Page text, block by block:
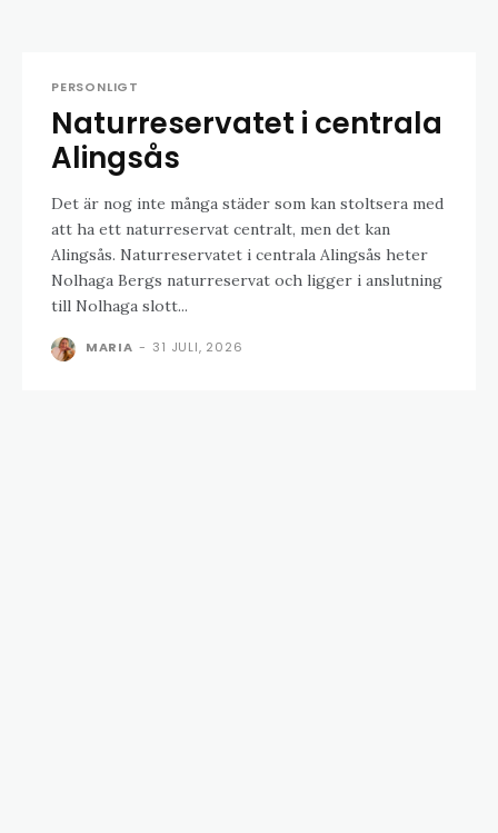
PERSONLIGT
Naturreservatet i centrala
Alingsås
Det är nog inte många städer som kan stoltsera med
att ha ett naturreservat centralt, men det kan
Alingsås. Naturreservatet i centrala Alingsås heter
Nolhaga Bergs naturreservat och ligger i anslutning
till Nolhaga slott...
MARIA - 31 JULI, 2026